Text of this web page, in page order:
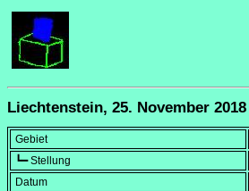
Liechtenstein, 25. November
Gebiet
┗━ Stellung
Datum